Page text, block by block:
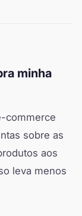
minha
commerce
sobre as
aos
leva menos